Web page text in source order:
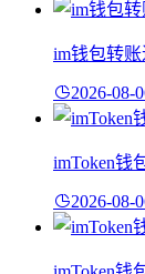
im钱包转
2026-08-
imToken钱
2026-08-